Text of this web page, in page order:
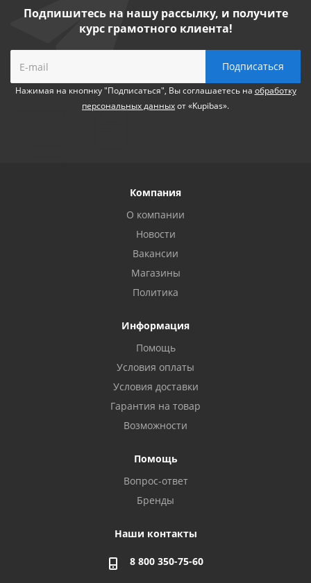
Подпишитесь на нашу рассылку, и получите
курс грамотного клиента!
Нажимая на кнопнку "Подписаться", Вы соглашаетесь на обработку
персональных данныхот «Kupibas».
Компания
О компании
Новости
Вакансии
Магазины
Политика
Информация
Помощь
Условия оплаты
Условия доставки
Гарантия на товар
Возможности
Помощь
Вопрос-ответ
Бренды
Наши контакты
8 800 350-75-60